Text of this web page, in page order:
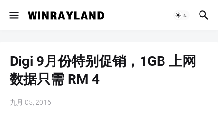
Digi 9月份特别促销，1GB 上网
数据只需 RM 4
九月 05, 2016